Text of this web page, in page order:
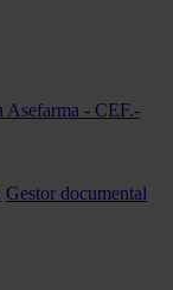
Asefarma - CEF.-
Gestor documental